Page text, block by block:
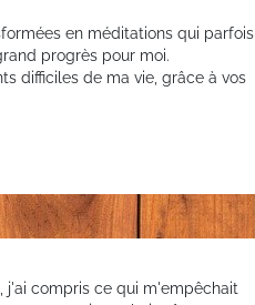
en méditations qui parfois
progrès pour moi.
difficiles de ma vie, grâce à vos
j'ai compris ce qui m'empêchait